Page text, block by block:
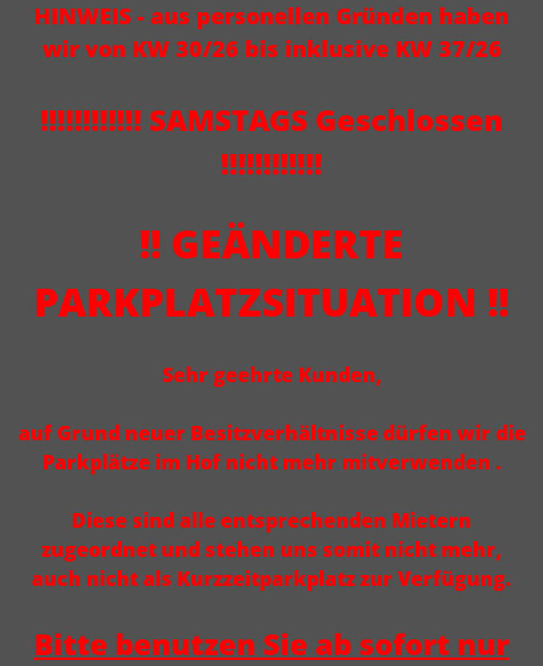
HINWEIS - aus personellen Gründen haben
wir von KW 30/26 bis inklusive KW 37/26
!!!!!!!!!!!! SAMSTAGS Geschlossen
!!!!!!!!!!!!
!! GEÄNDERTE
PARKPLATZSITUATION !!
Sehr geehrte Kunden,
auf Grund neuer Besitzverhältnisse dürfen wir die
Parkplätze im Hof nicht mehr mitverwenden .
Diese sind alle entsprechenden Mietern
zugeordnet und stehen uns somit nicht mehr,
auch nicht als Kurzzeitparkplatz zur Verfügung.
Bitte benutzen Sie ab sofort nur